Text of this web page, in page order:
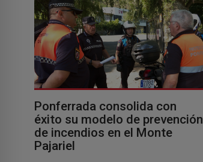
Ponferrada consolida con
éxito su modelo de prevención
de incendios en el Monte
Pajariel